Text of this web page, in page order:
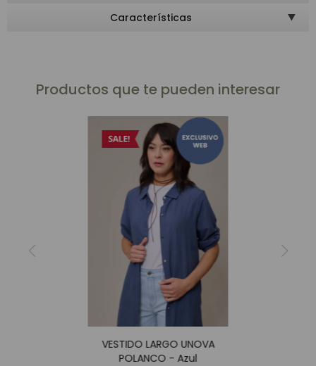
Características
Productos que te pueden interesar
VESTIDO LARGO UNOVA
POLANCO - Azul